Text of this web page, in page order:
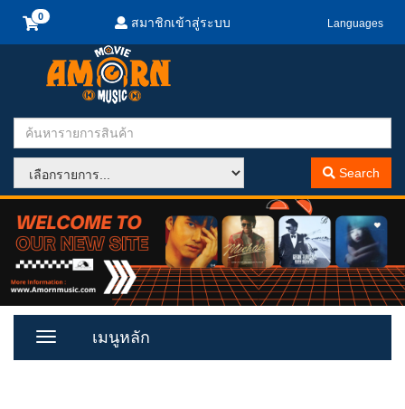
สมาชิกเข้าสู่ระบบ Languages
Search
Toggle
เมนูหลัก